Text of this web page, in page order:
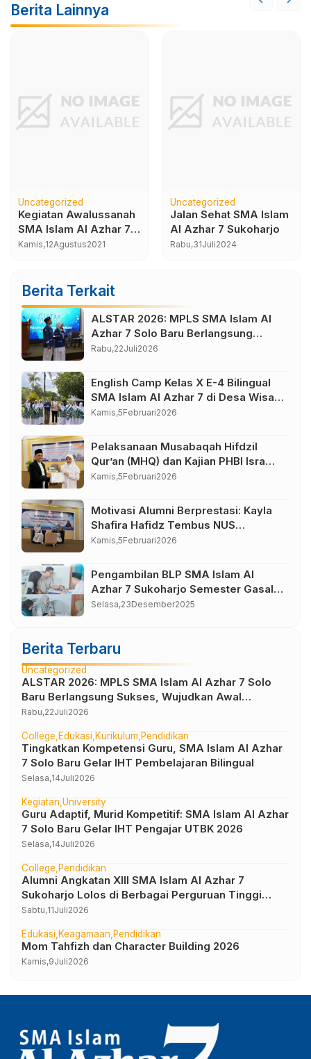
Berita Lainnya
Uncategorized
Kegiatan Awalussanah
SMA Islam Al Azhar 7
Solo Baru Tahun
Kamis,12Agustus2021
Uncategorized
Jalan Sehat SMA Islam
Al Azhar 7 Sukoharjo
Rabu,31Juli2024
Berita Terkait
ALSTAR 2026: MPLS SMA Islam Al
Azhar 7 Solo Baru Berlangsung
Sukses, Wujudkan Awal Perjalanan
Rabu,22Juli2026
English Camp Kelas X E-4 Bilingual
SMA Islam Al Azhar 7 di Desa Wisata
Bahasa Borobudur Magelang
Kamis,5Februari2026
Pelaksanaan Musabaqah Hifdzil
Qur’an (MHQ) dan Kajian PHBI Isra
Mi’raj SMA Islam Al Azhar 7
Kamis,5Februari2026
Motivasi Alumni Berprestasi: Kayla
Shafira Hafidz Tembus NUS
Singapura
Kamis,5Februari2026
Pengambilan BLP SMA Islam Al
Azhar 7 Sukoharjo Semester Gasal
Tahun Pelajaran 2025-2026
Selasa,23Desember2025
Berita Terbaru
Uncategorized
ALSTAR 2026: MPLS SMA Islam Al Azhar 7 Solo
Baru Berlangsung Sukses, Wujudkan Awal
Perjalanan Peserta Didik yang Berkarakter
Rabu,22Juli2026
College Edukasi Kurikulum Pendidikan
Tingkatkan Kompetensi Guru, SMA Islam Al Azhar
7 Solo Baru Gelar IHT Pembelajaran Bilingual
Selasa,14Juli2026
Kegiatan University
Guru Adaptif, Murid Kompetitif: SMA Islam Al Azhar
7 Solo Baru Gelar IHT Pengajar UTBK 2026
Selasa,14Juli2026
College Pendidikan
Alumni Angkatan XIII SMA Islam Al Azhar 7
Sukoharjo Lolos di Berbagai Perguruan Tinggi
Negeri dan Luar Negeri
Sabtu,11Juli2026
Edukasi Keagamaan Pendidikan
Mom Tahfizh dan Character Building 2026
Kamis,9Juli2026